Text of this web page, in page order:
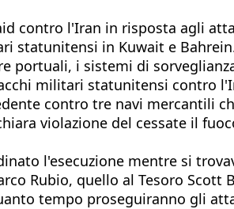
contro l'Iran in risposta agli
statunitensi in Kuwait e
portuali, i sistemi di
militari statunitensi contro
contro tre navi mercantili
violazione del cessate il
l'esecuzione mentre si
Rubio, quello al Tesoro Scott
tempo proseguiranno gli